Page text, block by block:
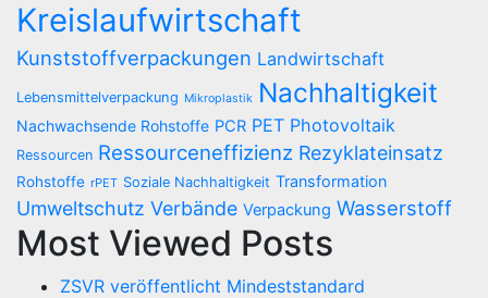
Kreislaufwirtschaft
Kunststoffverpackungen Landwirtschaft
Lebensmittelverpackung Mikroplastik Nachhaltigkeit
Nachwachsende Rohstoffe PCR PET Photovoltaik
Ressourcen Ressourceneffizienz Rezyklateinsatz
Rohstoffe rPET Soziale Nachhaltigkeit Transformation
Umweltschutz Verbände Verpackung Wasserstoff
Most Viewed Posts
ZSVR veröffentlicht Mindeststandard